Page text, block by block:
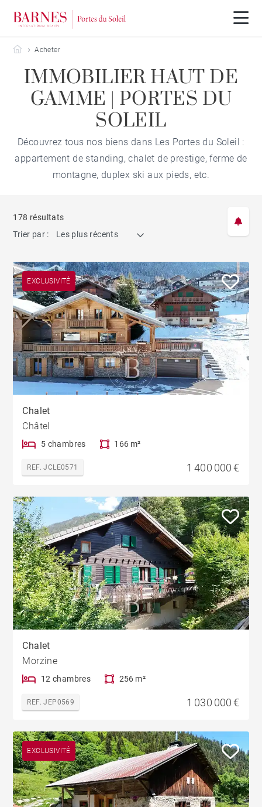
Barnes Portes du Soleil
Acheter
IMMOBILIER HAUT DE
GAMME | PORTES DU
SOLEIL
Découvrez tous nos biens dans Les Portes du Soleil :
appartement de standing, chalet de prestige, ferme de
montagne, duplex ski aux pieds, etc.
178 résultats
Trier par :
Les plus récents
EXCLUSIVITÉ
Chalet
Châtel
5 chambres 166 m²
REF. JCLE0571 1 400 000 €
Chalet
Morzine
12 chambres 256 m²
REF. JEP0569 1 030 000 €
EXCLUSIVITÉ